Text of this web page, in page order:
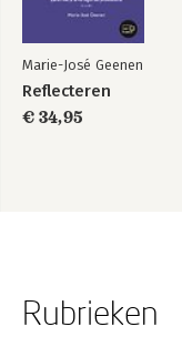
Marie-José Geenen
Reflecteren
€ 34,95
Rubrieken